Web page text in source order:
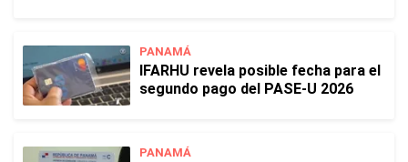
PANAMÁ
IFARHU revela posible fecha para el
segundo pago del PASE-U 2026
PANAMÁ